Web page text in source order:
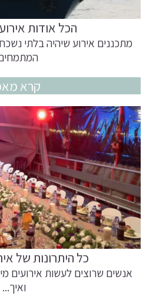
הכל אודות
מתכננים אירוע שיהיה בלתי
קרא
כל היתרונות של
אנשים שרוצים לעשות אירועים
ואיך...